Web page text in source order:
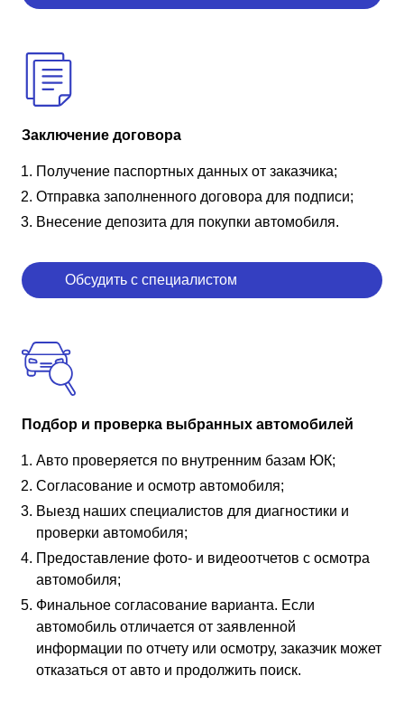
Заключение договора
Получение паспортных данных от заказчика;
Отправка заполненного договора для подписи;
Внесение депозита для покупки автомобиля.
Обсудить с специалистом
Подбор и проверка выбранных автомобилей
Авто проверяется по внутренним базам ЮК;
Согласование и осмотр автомобиля;
Выезд наших специалистов для диагностики и
проверки автомобиля;
Предоставление фото- и видеоотчетов с осмотра
автомобиля;
Финальное согласование варианта. Если
автомобиль отличается от заявленной
информации по отчету или осмотру, заказчик может
отказаться от авто и продолжить поиск.